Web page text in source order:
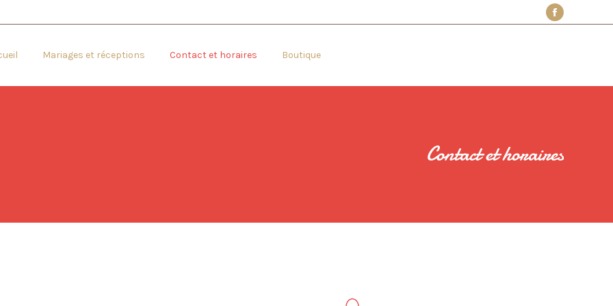
Mariages et réceptions Contact et horaires Boutique
Contact et horaires